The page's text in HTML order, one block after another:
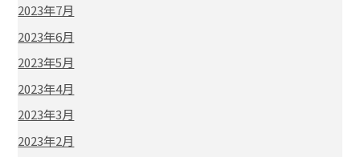
2023年7月
2023年6月
2023年5月
2023年4月
2023年3月
2023年2月